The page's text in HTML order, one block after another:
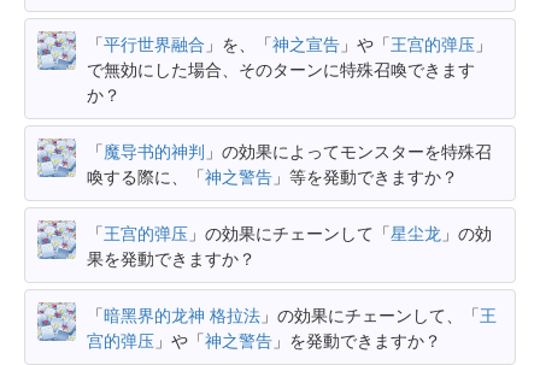
「平行世界融合 」を、「神之宣告 」や「王宫的弹压 」
で無効にした場合、そのターンに特殊召喚できます
か？
「魔导书的神判 」の効果によってモンスターを特殊召
喚する際に、「神之警告 」等を発動できますか？
「王宫的弹压 」の効果にチェーンして「星尘龙 」の効
果を発動できますか？
「暗黑界的龙神 格拉法 」の効果にチェーンして、「王
宫的弹压 」や「神之警告 」を発動できますか？